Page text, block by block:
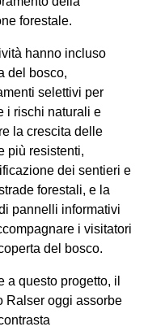
forestale.
hanno incluso
del bosco,
selettivi per
i rischi naturali e
la crescita delle
più resistenti,
dei sentieri e
forestali, e la
pannelli informativi
i visitatori
del bosco.
a questo progetto, il
Ralser oggi assorbe